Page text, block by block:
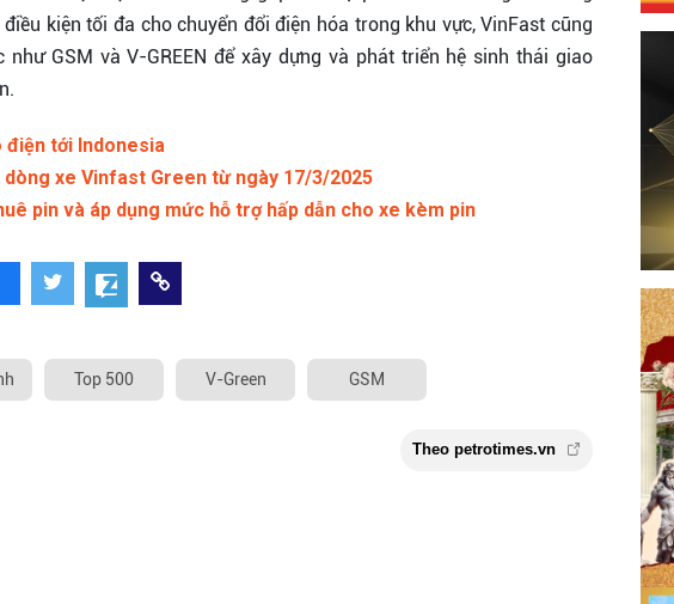
kiện tối đa cho chuyển đổi điện hóa trong khu vực, VinFast cũng
GSM và V-GREEN để xây dựng và phát triển hệ sinh thái giao
điện tới Indonesia
dòng xe Vinfast Green từ ngày 17/3/2025
pin và áp dụng mức hỗ trợ hấp dẫn cho xe kèm pin
Top 500 V-Green GSM